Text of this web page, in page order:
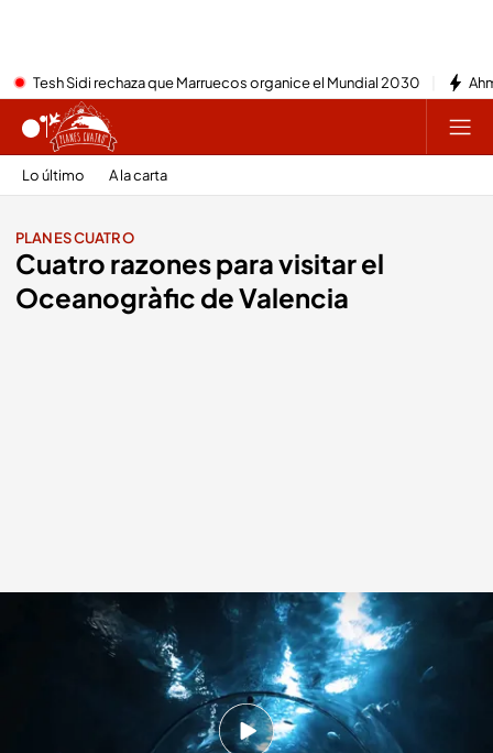
Tesh Sidi rechaza que Marruecos organice el Mundial 2030
Lo último A la carta
PLANES CUATRO
Cuatro razones para visitar el
Oceanogràfic de Valencia
¡No te pierdas el último programa de Planes Cuatro!.Cuatro.com
En el programa de esta semana de 'Planes